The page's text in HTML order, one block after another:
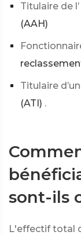
Titulaire de l’
(AAH)
Titulaire
(ATI) .
sont-ils
L'effectif total